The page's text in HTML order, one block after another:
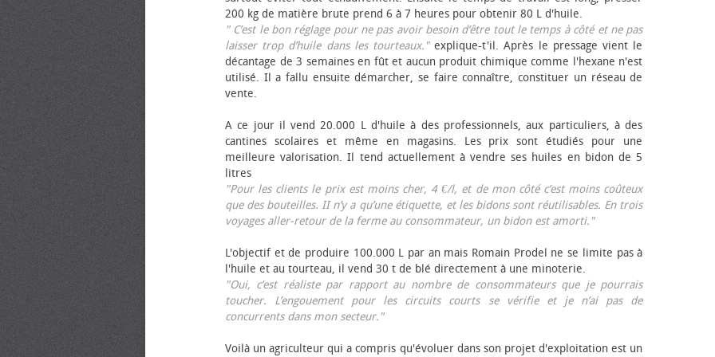
200 kg de matière brute prend 6 à 7 heures pour obtenir 80 L d'huile.
" C’est le bon réglage pour ne pas avoir besoin d’être tout le temps à côté et ne pas
laisser trop d’huile dans les tourteaux."explique-t'il. Après le pressage vient le
décantage de 3 semaines en fût et aucun produit chimique comme l'hexane n'est
utilisé. Il a fallu ensuite démarcher, se faire connaître, constituer un réseau de
vente.
A ce jour il vend 20.000 L d'huile à des professionnels, aux particuliers, à des
cantines scolaires et même en magasins. Les prix sont étudiés pour une
meilleure valorisation. Il tend actuellement à vendre ses huiles en bidon de 5
litres
"Pour les clients le prix est moins cher, 4 €/l, et de mon côté c’est moins coûteux
que des bouteilles. II n’y a qu’une étiquette, et les bidons sont réutilisables. En trois
voyages aller-retour de la ferme au consommateur, un bidon est amorti."
L'objectif et de produire 100.000 L par an mais Romain Prodel ne se limite pas à
l'huile et au tourteau, il vend 30 t de blé directement à une minoterie.
"Oui, c’est réaliste par rapport au nombre de consommateurs que je pourrais
toucher. L’engouement pour les circuits courts se vérifie et je n’ai pas de
concurrents dans mon secteur."
Voilà un agriculteur qui a compris qu'évoluer dans son projet d'exploitation est un